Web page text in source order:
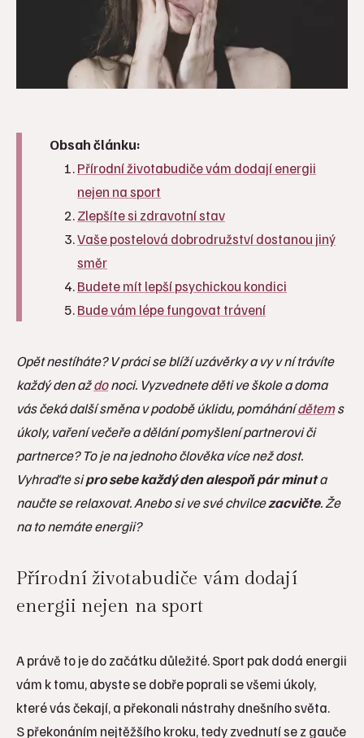
Obsah článku:
Přírodní životabudiče vám dodají energii
nejen na sport
Zlepšíte si zdravotní stav
Vaše postelová dobrodružství dostanou jiný
směr
Budete mít lepší psychickou kondici
Bude vám lépe fungovat trávení
Opět nestíháte? V práci se blíží uzávěrky a vy v ní trávíte
každý den aždonoci. Vyzvednete děti ve škole a doma
vás čeká další směna v podobě úklidu, pomáhánídětems
úkoly, vaření večeře a dělání pomyšlení partnerovi či
partnerce? To je na jednoho člověka více než dost.
Vyhraďte sipro sebe každý den alespoň pár minuta
naučte se relaxovat. Anebo si ve své chvilcezacvičte. Že
na to nemáte energii?
Přírodní životabudiče vám dodají
energii nejen na sport
A právě to je do začátku důležité. Sport pak dodá energii
vám k tomu, abyste se dobře poprali se všemi úkoly,
které vás čekají, a překonali nástrahy dnešního světa.
S překonáním nejtěžšího kroku, tedy zvednutí se z gauče